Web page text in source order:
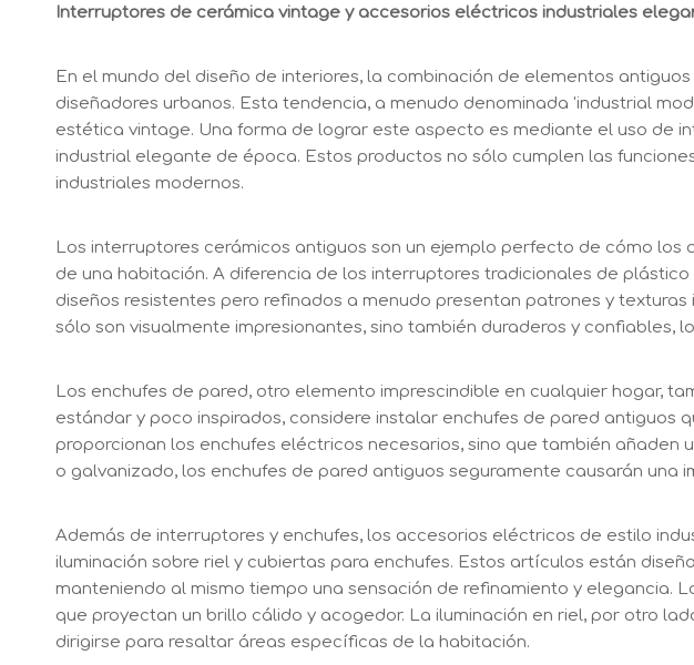
Interruptores de cerámica vintage y accesorios eléctricos industriales
En el mundo del diseño de interiores, la combinación de elementos
diseñadores urbanos. Esta tendencia, a menudo denominada 'industrial
estética vintage. Una forma de lograr este aspecto es mediante el uso de
industrial elegante de época. Estos productos no sólo cumplen las
industriales modernos.
Los interruptores cerámicos antiguos son un ejemplo perfecto de cómo
de una habitación. A diferencia de los interruptores tradicionales de
diseños resistentes pero refinados a menudo presentan patrones y
sólo son visualmente impresionantes, sino también duraderos y confiables,
Los enchufes de pared, otro elemento imprescindible en cualquier hogar,
estándar y poco inspirados, considere instalar enchufes de pared
proporcionan los enchufes eléctricos necesarios, sino que también
o galvanizado, los enchufes de pared antiguos seguramente causarán una
Además de interruptores y enchufes, los accesorios eléctricos de estilo
iluminación sobre riel y cubiertas para enchufes. Estos artículos están
manteniendo al mismo tiempo una sensación de refinamiento y elegancia.
que proyectan un brillo cálido y acogedor. La iluminación en riel, por otro
dirigirse para resaltar áreas específicas de la habitación.